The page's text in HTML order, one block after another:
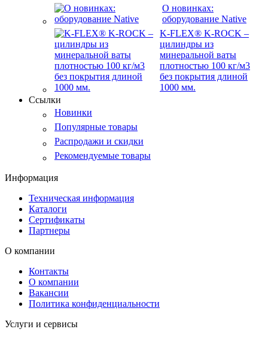
О новинках:
оборудование Native
K-FLEX® K-ROCK –
цилиндры из
минеральной ваты
плотностью 100 кг/м3
без покрытия длиной
1000 мм.
Ссылки
Новинки
Популярные товары
Распродажи и скидки
Рекомендуемые товары
Информация
Техническая информация
Каталоги
Сертификаты
Партнеры
О компании
Контакты
О компании
Вакансии
Политика конфиденциальности
Услуги и сервисы